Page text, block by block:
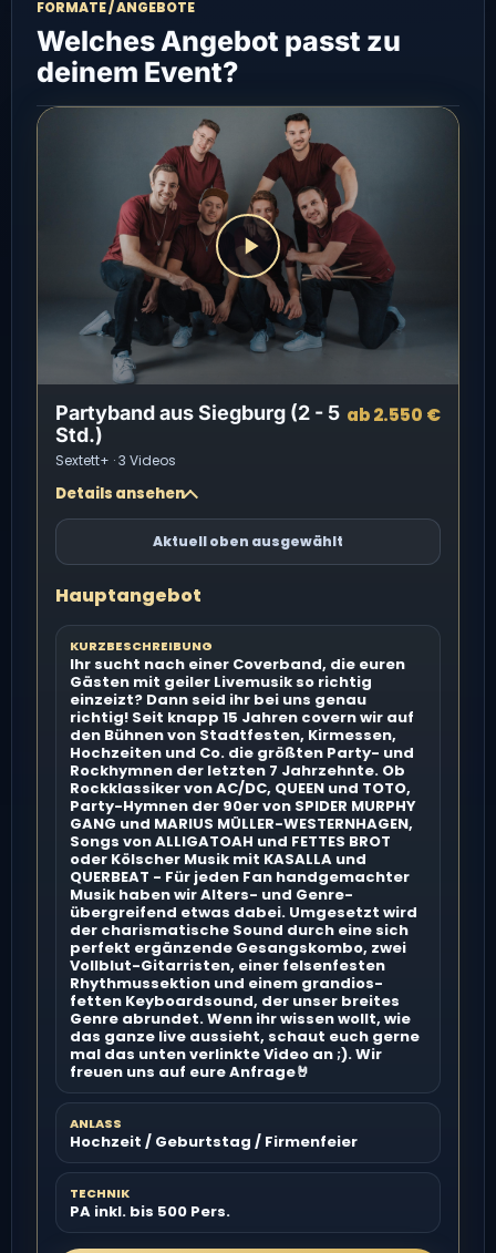
FORMATE / ANGEBOTE
Welches Angebot passt zu
deinem Event?
Partyband aus Siegburg (2 - 5
Std.)
Sextett+ · 3 Videos
ab 2.550 €
Details ansehen
Aktuell oben ausgewählt
Hauptangebot
KURZBESCHREIBUNG
Ihr sucht nach einer Coverband, die euren
Gästen mit geiler Livemusik so richtig
einzeizt? Dann seid ihr bei uns genau
richtig! Seit knapp 15 Jahren covern wir auf
den Bühnen von Stadtfesten, Kirmessen,
Hochzeiten und Co. die größten Party- und
Rockhymnen der letzten 7 Jahrzehnte. Ob
Rockklassiker von AC/DC, QUEEN und TOTO,
Party-Hymnen der 90er von SPIDER MURPHY
GANG und MARIUS MÜLLER-WESTERNHAGEN,
Songs von ALLIGATOAH und FETTES BROT
oder Kölscher Musik mit KASALLA und
QUERBEAT - Für jeden Fan handgemachter
Musik haben wir Alters- und Genre-
übergreifend etwas dabei. Umgesetzt wird
der charismatische Sound durch eine sich
perfekt ergänzende Gesangskombo, zwei
Vollblut-Gitarristen, einer felsenfesten
Rhythmussektion und einem grandios-
fetten Keyboardsound, der unser breites
Genre abrundet. Wenn ihr wissen wollt, wie
das ganze live aussieht, schaut euch gerne
mal das unten verlinkte Video an ;). Wir
freuen uns auf eure Anfrage🤘
ANLASS
Hochzeit / Geburtstag / Firmenfeier
TECHNIK
PA inkl. bis 500 Pers.